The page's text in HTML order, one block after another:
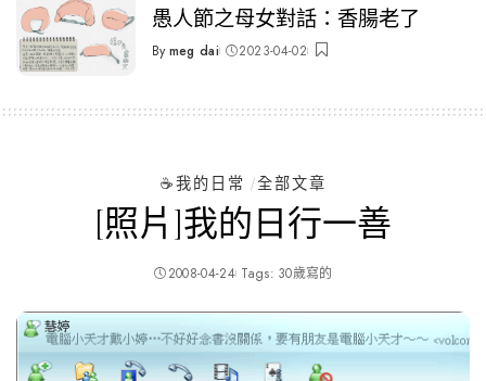
愚人節之母女對話：香腸老了
Posted
By meg dai 2023-04-02
☕️我的日常 全部文章
[照片]我的日行一善
2008-04-24 Tags: 30歲寫的